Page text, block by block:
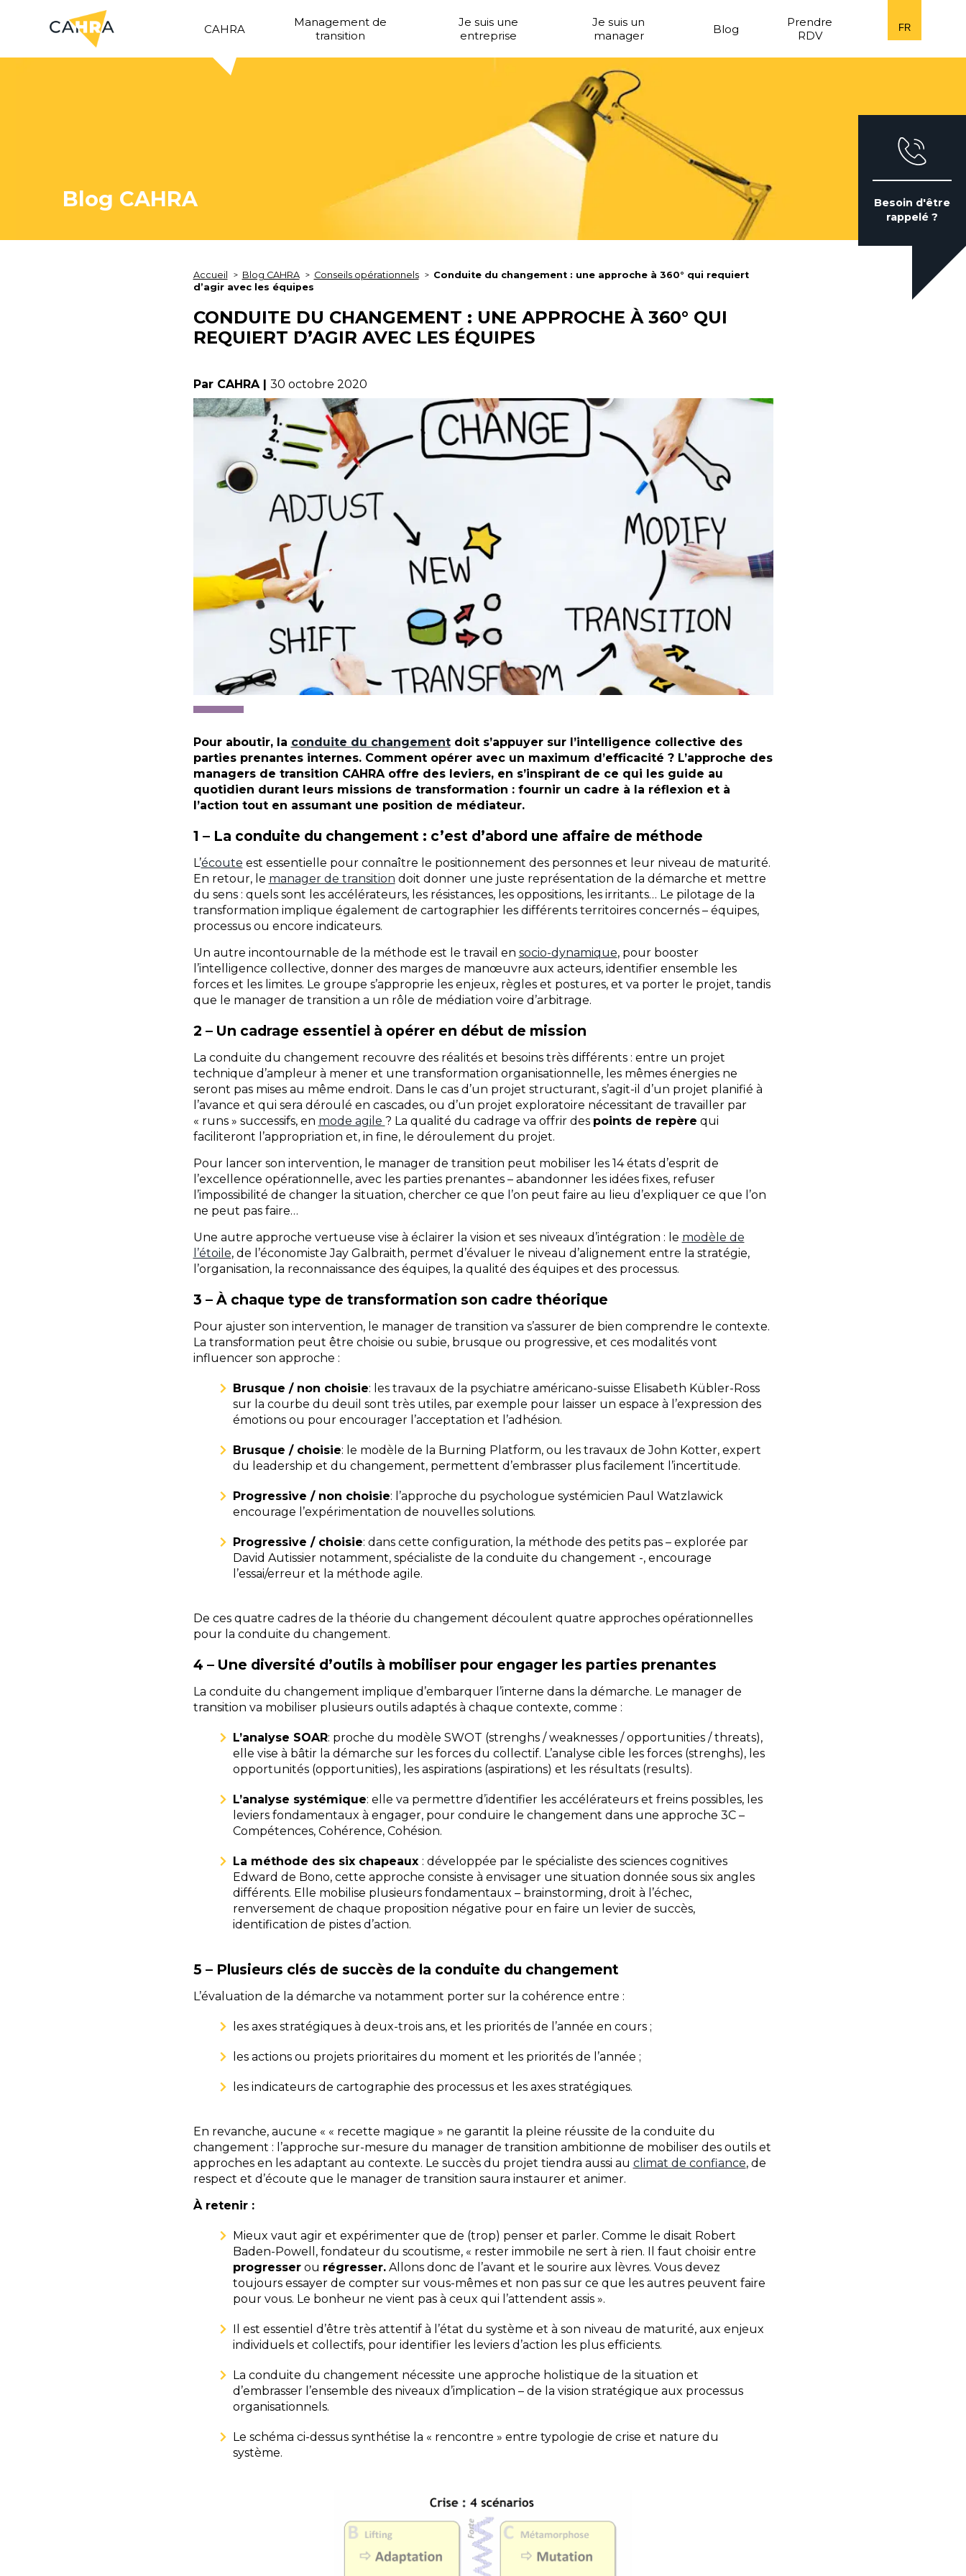
CAHRA
Management de
transition
Je suis une
entreprise
Je suis un
manager
Blog
Prendre
RDV
FR
Besoin d'être
rappelé ?
Blog CAHRA
Accueil Blog CAHRA Conseils opérationnels
Conduite du changement : une approche à 360° qui requiert
d’agir avec les équipes
CONDUITE DU CHANGEMENT : UNE APPROCHE À 360° QUI
REQUIERT D’AGIR AVEC LES ÉQUIPES
Par CAHRA | 30 octobre 2020
Pour aboutir, la conduite du changementdoit s’appuyer sur l’intelligence collective des
parties prenantes internes. Comment opérer avec un maximum d’efficacité ? L’approche des
managers de transition CAHRA offre des leviers, en s’inspirant de ce qui les guide au
quotidien durant leurs missions de transformation : fournir un cadre à la réflexion et à
l’action tout en assumant une position de médiateur.
1 – La conduite du changement : c’est d’abord une affaire de méthode
L’écoute est essentielle pour connaître le positionnement des personnes et leur niveau de maturité.
En retour, le manager de transition doit donner une juste représentation de la démarche et mettre
du sens : quels sont les accélérateurs, les résistances, les oppositions, les irritants… Le pilotage de la
transformation implique également de cartographier les différents territoires concernés – équipes,
processus ou encore indicateurs.
Un autre incontournable de la méthode est le travail en socio-dynamique, pour booster
l’intelligence collective, donner des marges de manœuvre aux acteurs, identifier ensemble les
forces et les limites. Le groupe s’approprie les enjeux, règles et postures, et va porter le projet, tandis
que le manager de transition a un rôle de médiation voire d’arbitrage.
2 – Un cadrage essentiel à opérer en début de mission
La conduite du changement recouvre des réalités et besoins très différents : entre un projet
technique d’ampleur à mener et une transformation organisationnelle, les mêmes énergies ne
seront pas mises au même endroit. Dans le cas d’un projet structurant, s’agit-il d’un projet planifié à
l’avance et qui sera déroulé en cascades, ou d’un projet exploratoire nécessitant de travailler par
« runs » successifs, en mode agile ? La qualité du cadrage va offrir des points de repère qui
faciliteront l’appropriation et, in fine, le déroulement du projet.
Pour lancer son intervention, le manager de transition peut mobiliser les 14 états d’esprit de
l’excellence opérationnelle, avec les parties prenantes – abandonner les idées fixes, refuser
l’impossibilité de changer la situation, chercher ce que l’on peut faire au lieu d’expliquer ce que l’on
ne peut pas faire…
Une autre approche vertueuse vise à éclairer la vision et ses niveaux d’intégration : le modèle de
l’étoile, de l’économiste Jay Galbraith, permet d’évaluer le niveau d’alignement entre la stratégie,
l’organisation, la reconnaissance des équipes, la qualité des équipes et des processus.
3 – À chaque type de transformation son cadre théorique
Pour ajuster son intervention, le manager de transition va s’assurer de bien comprendre le contexte.
La transformation peut être choisie ou subie, brusque ou progressive, et ces modalités vont
influencer son approche :
Brusque / non choisie: les travaux de la psychiatre américano-suisse Elisabeth Kübler-Ross
sur la courbe du deuil sont très utiles, par exemple pour laisser un espace à l’expression des
émotions ou pour encourager l’acceptation et l’adhésion.
Brusque / choisie: le modèle de la Burning Platform, ou les travaux de John Kotter, expert
du leadership et du changement, permettent d’embrasser plus facilement l’incertitude.
Progressive / non choisie: l’approche du psychologue systémicien Paul Watzlawick
encourage l’expérimentation de nouvelles solutions.
Progressive / choisie: dans cette configuration, la méthode des petits pas – explorée par
David Autissier notamment, spécialiste de la conduite du changement -, encourage
l’essai/erreur et la méthode agile.
De ces quatre cadres de la théorie du changement découlent quatre approches opérationnelles
pour la conduite du changement.
4 – Une diversité d’outils à mobiliser pour engager les parties prenantes
La conduite du changement implique d’embarquer l’interne dans la démarche. Le manager de
transition va mobiliser plusieurs outils adaptés à chaque contexte, comme :
L’analyse SOAR: proche du modèle SWOT (strenghs / weaknesses / opportunities / threats),
elle vise à bâtir la démarche sur les forces du collectif. L’analyse cible les forces (strenghs), les
opportunités (opportunities), les aspirations (aspirations) et les résultats (results).
L’analyse systémique: elle va permettre d’identifier les accélérateurs et freins possibles, les
leviers fondamentaux à engager, pour conduire le changement dans une approche 3C –
Compétences, Cohérence, Cohésion.
La méthode des six chapeaux : développée par le spécialiste des sciences cognitives
Edward de Bono, cette approche consiste à envisager une situation donnée sous six angles
différents. Elle mobilise plusieurs fondamentaux – brainstorming, droit à l’échec,
renversement de chaque proposition négative pour en faire un levier de succès,
identification de pistes d’action.
5 – Plusieurs clés de succès de la conduite du changement
L’évaluation de la démarche va notamment porter sur la cohérence entre :
les axes stratégiques à deux-trois ans, et les priorités de l’année en cours ;
les actions ou projets prioritaires du moment et les priorités de l’année ;
les indicateurs de cartographie des processus et les axes stratégiques.
En revanche, aucune « « recette magique » ne garantit la pleine réussite de la conduite du
changement : l’approche sur-mesure du manager de transition ambitionne de mobiliser des outils et
approches en les adaptant au contexte. Le succès du projet tiendra aussi au climat de confiance, de
respect et d’écoute que le manager de transition saura instaurer et animer.
À retenir :
Mieux vaut agir et expérimenter que de (trop) penser et parler. Comme le disait Robert
Baden-Powell, fondateur du scoutisme, « rester immobile ne sert à rien. Il faut choisir entre
progresserou régresser.Allons donc de l’avant et le sourire aux lèvres. Vous devez
toujours essayer de compter sur vous-mêmes et non pas sur ce que les autres peuvent faire
pour vous. Le bonheur ne vient pas à ceux qui l’attendent assis ».
Il est essentiel d’être très attentif à l’état du système et à son niveau de maturité, aux enjeux
individuels et collectifs, pour identifier les leviers d’action les plus efficients.
La conduite du changement nécessite une approche holistique de la situation et
d’embrasser l’ensemble des niveaux d’implication – de la vision stratégique aux processus
organisationnels.
Le schéma ci-dessus synthétise la « rencontre » entre typologie de crise et nature du
système.